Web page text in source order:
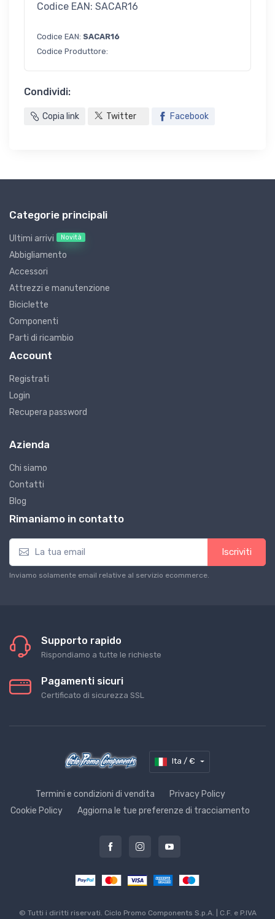
Codice EAN: SACAR16
Codice EAN: SACAR16
Codice Produttore:
Condividi:
Copia link Twitter Facebook
Categorie principali
Ultimi arrivi Novità
Abbigliamento
Accessori
Attrezzi e manutenzione
Biciclette
Componenti
Parti di ricambio
Account
Registrati
Login
Recupera password
Azienda
Chi siamo
Contatti
Blog
Rimaniamo in contatto
Iscriviti
Inviamo solamente email relative al servizio ecommerce.
Supporto rapido
Rispondiamo a tutte le richieste
Pagamenti sicuri
Certificato di sicurezza SSL
Ita / €
Termini e condizioni di vendita
Privacy Policy
Cookie Policy
Aggiorna le tue preferenze di tracciamento
© Tutti i diritti riservati. Ciclo Promo Components S.p.A. | C.F. e P.IVA